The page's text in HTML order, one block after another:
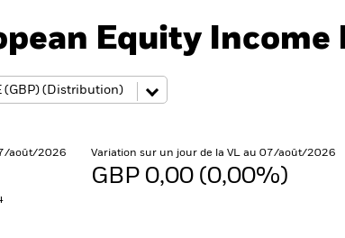
Equity Income
août/2026 Variation sur un jour de la VL au 07/août/2026
GBP 0,00 (0,00%)